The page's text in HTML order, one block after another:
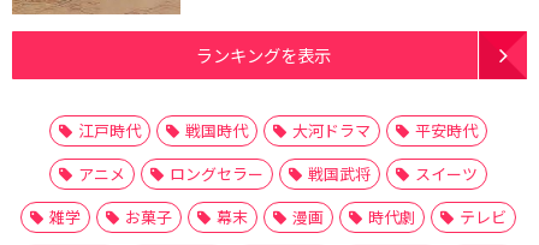
ランキングを表示
江戸時代 戦国時代 大河ドラマ
平安時代
アニメ
ロングセラー 戦国武将
スイーツ
雑学
お菓子 幕末 漫画 時代劇
テレビ